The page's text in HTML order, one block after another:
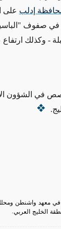
في معهد واشنطن
الخليج العربي.
إدلب على
في صفوف
- وكذلك
في الشؤون